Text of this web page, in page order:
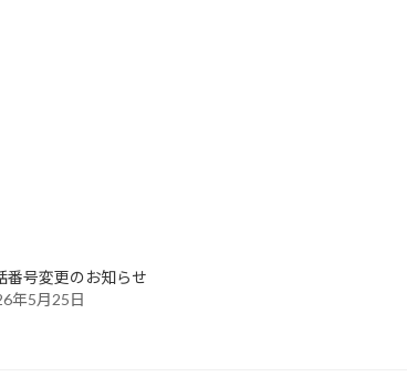
番号変更のお知らせ
年5月25日